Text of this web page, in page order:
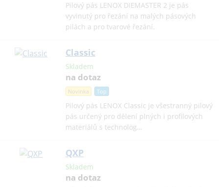
Pilový pás LENOX DIEMASTER 2 je pás
vyvinutý pro řezání na malých pásových
pilách a pro tvarové řezání.
Classic
Skladem
na dotaz
Novinka Top
Pilový pás LENOX Classic je všestranný pilový
pás určený pro dělení plných i profilových
materiálů s technolog…
QXP
Skladem
na dotaz